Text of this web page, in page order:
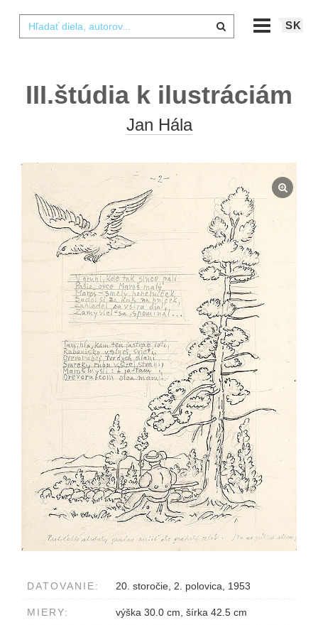
SK
III.štúdia k ilustráciám
Jan Hála
DATOVANIE: 20. storočie, 2. polovica, 1953
MIERY: výška 30.0 cm, šírka 42.5 cm